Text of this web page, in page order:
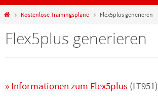
StartKostenlose Trainingspläne Flex5plus generieren
Flex5plus generieren
» Informationen zum Flex5plus (LT951)